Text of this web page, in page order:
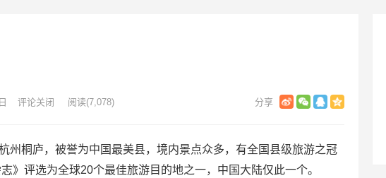
评论关闭 阅读(7,078)
州桐庐，被誉为中国最美县，境内景点众多，有全国县级旅游之冠
》评选为全球20个最佳旅游目的地之一，中国大陆仅此一个。